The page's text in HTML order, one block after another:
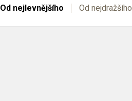
Od nejlevnějšího Od nejdražšího